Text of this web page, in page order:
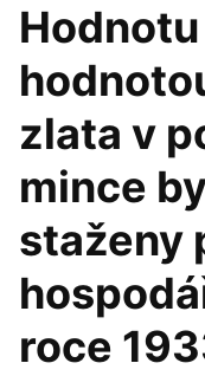
zlata v
mince
staženy
roce